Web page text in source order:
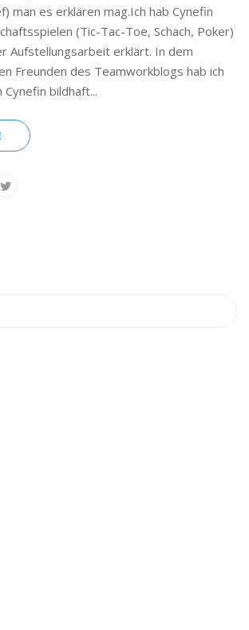
man es erklären mag.Ich hab Cynefin
(Tic-Tac-Toe, Schach, Poker)
Aufstellungsarbeit erklärt. In dem
Freunden des Teamworkblogs hab ich
bildhaft...